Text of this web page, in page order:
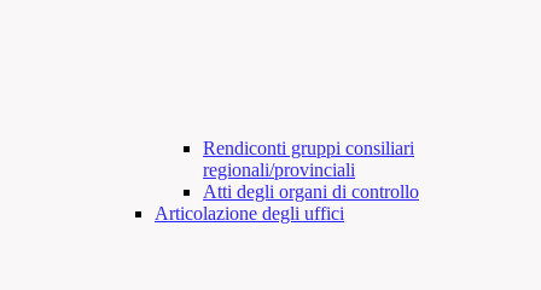
Rendiconti gruppi consiliari
regionali/provinciali
Atti degli organi di controllo
Articolazione degli uffici